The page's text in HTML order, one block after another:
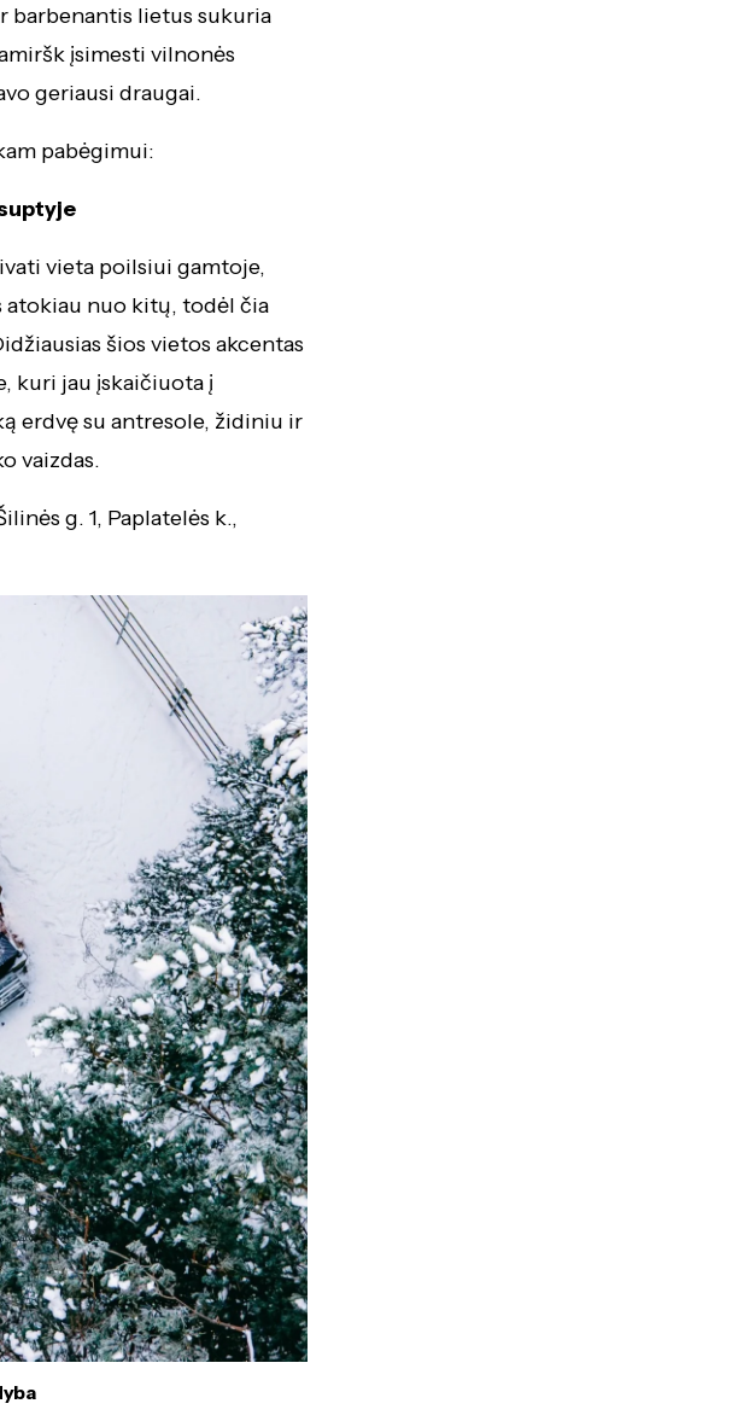
barbenantis lietus sukuria
įsimesti vilnonės
geriausi draugai.
pabėgimui:
vieta poilsiui gamtoje,
atokiau nuo kitų, todėl čia
šios vietos akcentas
kuri jau įskaičiuota į
erdvę su antresole, židiniu ir
vaizdas.
g. 1, Paplatelės k.,